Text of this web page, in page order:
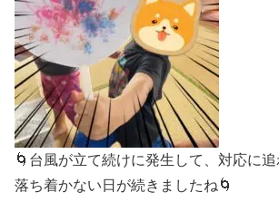
🌀台風が立て続けに発生して、対応に追
落ち着かない日が続きましたね🌀